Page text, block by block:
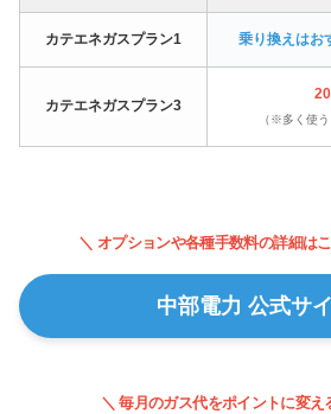
カテエネガスプラン1 乗り換えはお
カテエネガスプラン3
（※多く使
＼ オプションや各種手数料の詳細は
中部電力 公式サ
＼ 毎月のガス代をポイントに変え